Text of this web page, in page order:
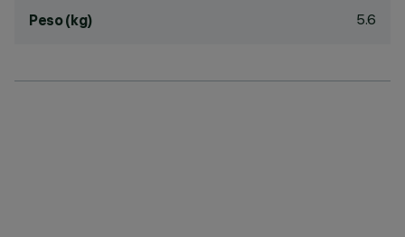
Peso (kg) 5.6